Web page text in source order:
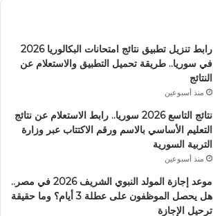
رابط تنزيل تطبيق نتائج امتحانات البكالوريا 2026
في سوريا.. طريقة تحميل التطبيق والاستعلام عن
النتائج
منذ أسبوعين
نتائج التاسع 2026 سوريا.. رابط الاستعلام عن نتائج
التعليم الأساسي بالاسم ورقم الاكتتاب عبر وزارة
التربية السورية
منذ أسبوعين
موعد إجازة المولد النبوي الشريف 2026 في مصر..
هل يحصل الموظفون على عطلة 3 أيام؟ وما حقيقة
ترحيل الإجازة